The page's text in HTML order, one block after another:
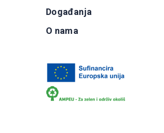
Događanja
O nama